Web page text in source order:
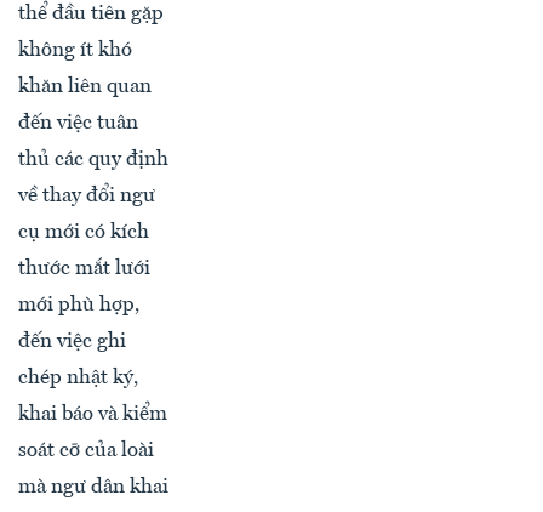
thể đầu tiên gặp
không ít khó
khăn liên quan
đến việc tuân
thủ các quy định
về thay đổi ngư
cụ mới có kích
thước mắt lưới
mới phù hợp,
đến việc ghi
chép nhật ký,
khai báo và kiểm
soát cỡ của loài
mà ngư dân khai